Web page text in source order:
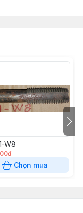
W8
Chọn mua